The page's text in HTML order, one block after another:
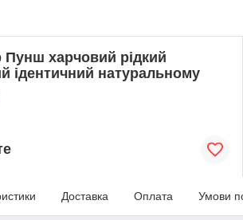
Пунш харчовий рідкий
ідентичний натуральному
Доставка Оплата Умови